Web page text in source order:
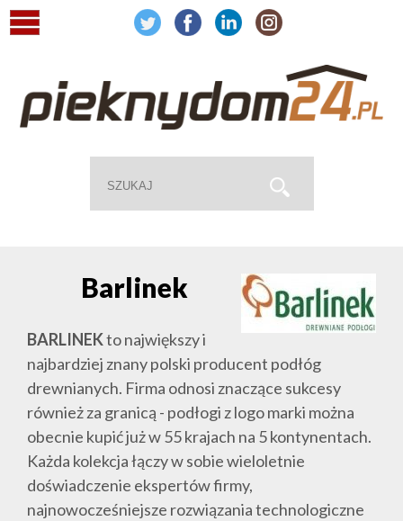
Barlinek
BARLINEKto największy i
najbardziej znany polski producent podłóg
drewnianych. Firma odnosi znaczące sukcesy
również za granicą - podłogi z logo marki można
obecnie kupić już w 55 krajach na 5 kontynentach.
Każda kolekcja łączy w sobie wieloletnie
doświadczenie ekspertów firmy,
najnowocześniejsze rozwiązania technologiczne